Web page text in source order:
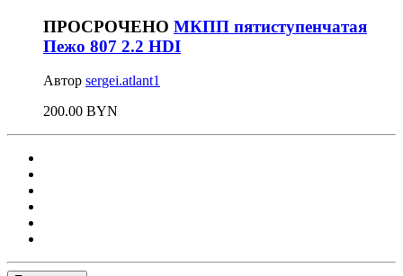
ПРОСРОЧЕНО МКПП пятиступенчатая
Пежо 807 2.2 HDI
Автор sergei.atlant1
200.00 BYN